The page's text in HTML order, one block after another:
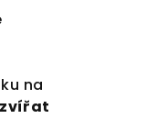
na